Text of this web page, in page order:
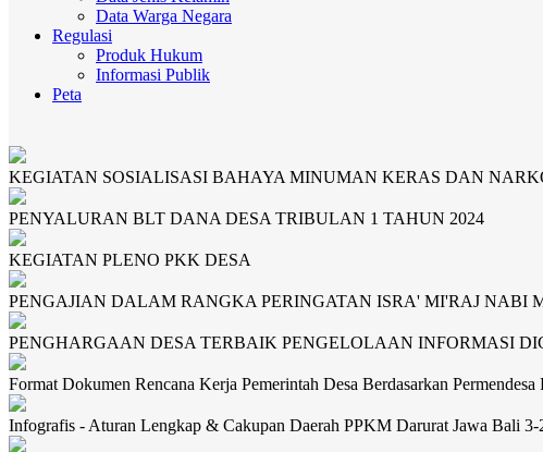
Data Warga Negara
Regulasi
Produk Hukum
Informasi Publik
Peta
KEGIATAN SOSIALISASI BAHAYA MINUMAN KERAS DAN
PENYALURAN BLT DANA DESA TRIBULAN 1 TAHUN 2024
KEGIATAN PLENO PKK DESA
PENGAJIAN DALAM RANGKA PERINGATAN ISRA' MI'RAJ NABI
PENGHARGAAN DESA TERBAIK PENGELOLAAN INFORMASI
Format Dokumen Rencana Kerja Pemerintah Desa Berdasarkan
Infografis - Aturan Lengkap & Cakupan Daerah PPKM Darurat Jawa Bali 3-